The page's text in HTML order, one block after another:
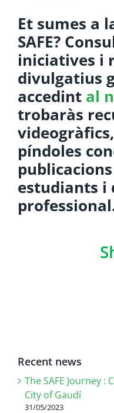
Et sumes a
SAFE?
iniciatives i
divulgatius
accedint al
trobaràs
píndoles
estudiants i
Recent news
The SAFE Journey
City of Gaudí
31/05/2023